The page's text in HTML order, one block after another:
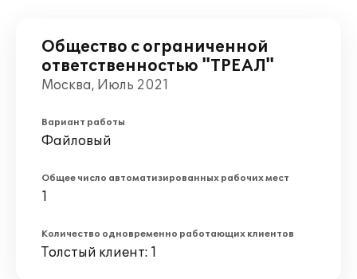
Общество с ограниченной
ответственностью "ТРЕАЛ"
Москва, Июль 2021
Вариант работы
Файловый
Общее число автоматизированных рабочих мест
1
Количество одновременно работающих клиентов
Толстый клиент: 1